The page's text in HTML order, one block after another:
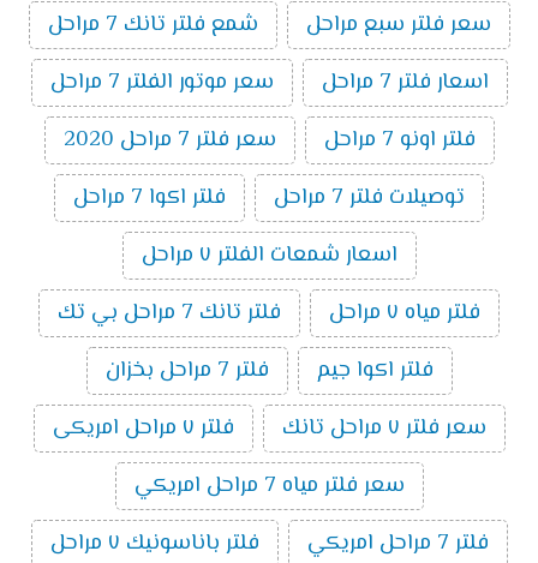
سعر فلتر سبع مراحل
شمع فلتر تانك 7 مراحل
اسعار فلتر 7 مراحل
سعر موتور الفلتر 7 مراحل
فلتر اونو 7 مراحل
سعر فلتر 7 مراحل 2020
توصيلات فلتر 7 مراحل
فلتر اكوا 7 مراحل
اسعار شمعات الفلتر ٧ مراحل
فلتر مياه ٧ مراحل
فلتر تانك 7 مراحل بي تك
فلتر اكوا جيم
فلتر 7 مراحل بخزان
سعر فلتر ٧ مراحل تانك
فلتر ٧ مراحل امريكى
سعر فلتر مياه 7 مراحل امريكي
فلتر 7 مراحل امريكي
فلتر باناسونيك ٧ مراحل